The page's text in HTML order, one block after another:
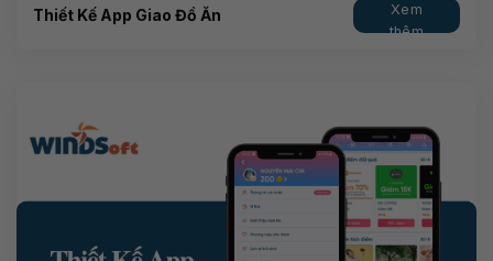
Thiết Kế App Giao Đồ Ăn
Xem
thêm